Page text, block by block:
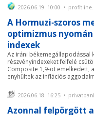
2026.06.19. 10:00 •
A Hormuzi-szoros
optimizmus
indexek
Az iráni
részvényindexeket felfelé
Composite 1,9-ot emelkedett,
enyhültek az inflációs
2026.06.18. 16:25 •
Azonnal felpörgött